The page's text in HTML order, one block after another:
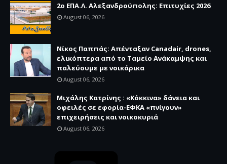
2ο ΕΠΑ.Λ. Αλεξανδρούπολης: Επιτυχίες 2026
August 06, 2026
Νίκος Παππάς: Απένταξαν Canadair, drones,
ελικόπτερα από το Ταμείο Ανάκαμψης και
παλεύουμε με νοικάρικα
August 06, 2026
Μιχάλης Κατρίνης : «Κόκκινα» δάνεια και
οφειλές σε εφορία-ΕΦΚΑ «πνίγουν»
επιχειρήσεις και νοικοκυριά
August 06, 2026